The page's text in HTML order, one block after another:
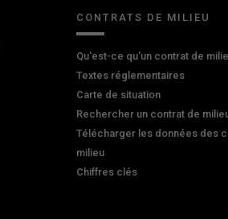
CONTRATS DE MILIEU
Qu'est-ce qu'un contrat de
Textes réglementaires
Carte de situation
Rechercher un contrat de
Télécharger les données des
milieu
Chiffres clés